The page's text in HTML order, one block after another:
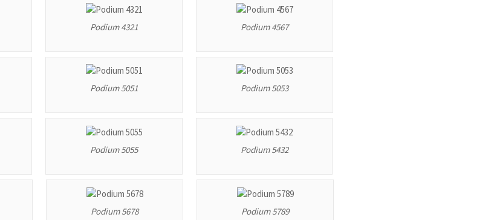
Podium 4321 Podium 4567
Podium 5051 Podium 5053
Podium 5055 Podium 5432
Podium 5678 Podium 5789